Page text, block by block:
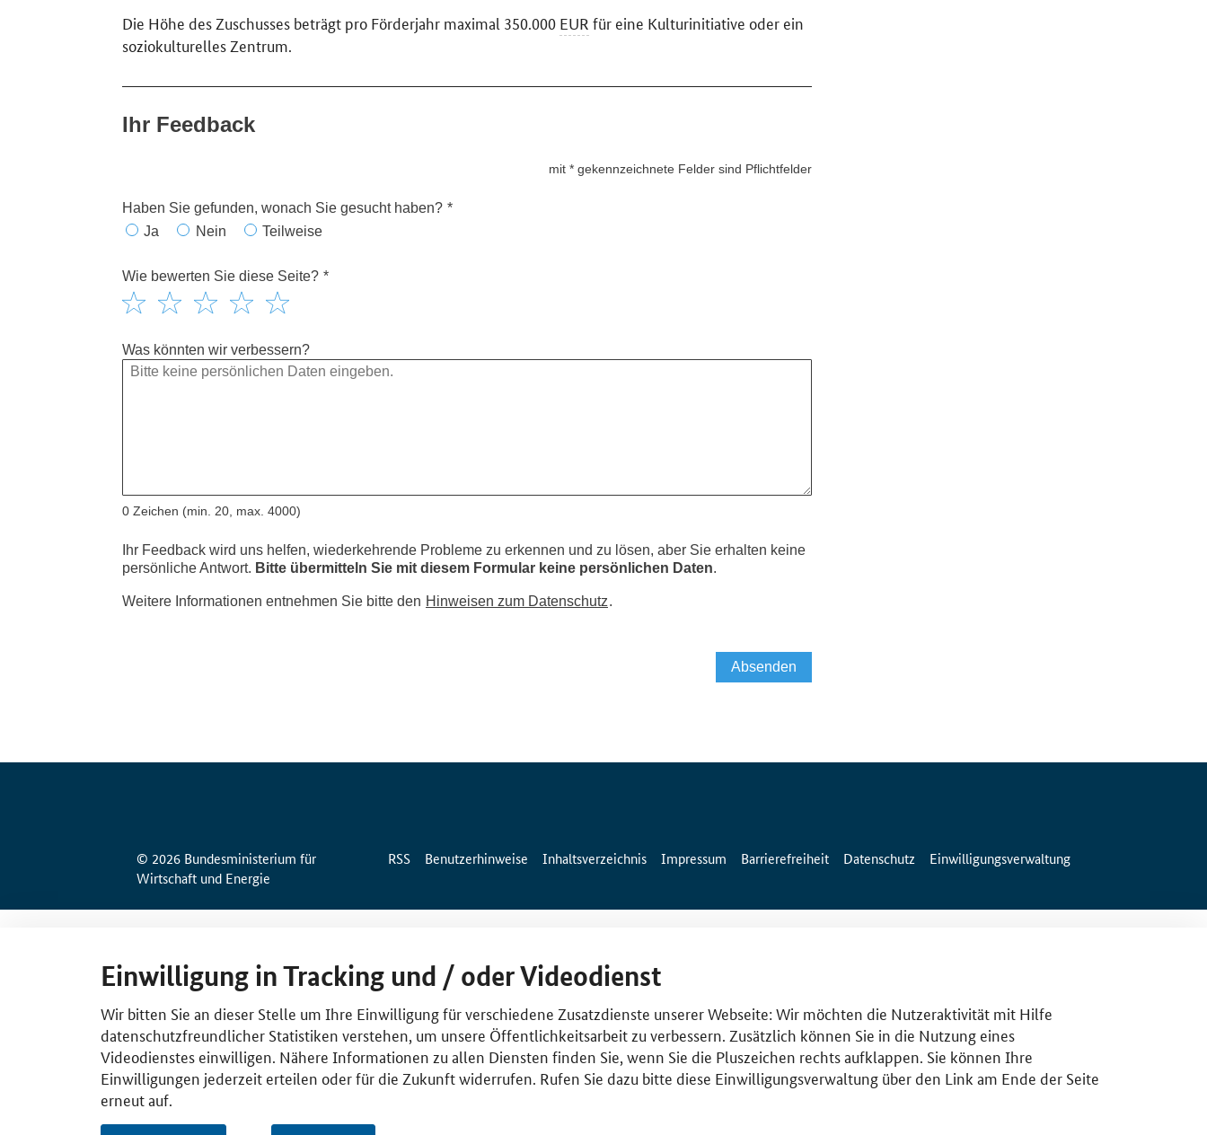
Die Höhe des Zuschusses beträgt pro Förderjahr maximal 350.000 EUR für eine Kulturinitiative oder ein
soziokulturelles Zentrum.
© 2026 Bundesministerium für
Wirtschaft und Energie
RSS Benutzerhinweise Inhaltsverzeichnis Impressum Barrierefreiheit Datenschutz Einwilligungsverwaltung
Einwilligung in Tracking und / oder Videodienst
Wir bitten Sie an dieser Stelle um Ihre Einwilligung für verschiedene Zusatzdienste unserer Webseite: Wir möchten die Nutzeraktivität mit Hilfe
datenschutzfreundlicher Statistiken verstehen, um unsere Öffentlichkeitsarbeit zu verbessern. Zusätzlich können Sie in die Nutzung eines
Videodienstes einwilligen. Nähere Informationen zu allen Diensten finden Sie, wenn Sie die Pluszeichen rechts aufklappen. Sie können Ihre
Einwilligungen jederzeit erteilen oder für die Zukunft widerrufen. Rufen Sie dazu bitte diese Einwilligungsverwaltung über den Link am Ende der Seite
erneut auf.